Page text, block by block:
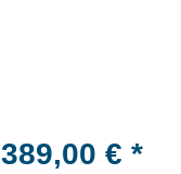
389,00 € *